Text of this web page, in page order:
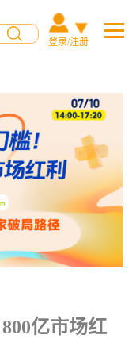
登录/注册
亿市场红